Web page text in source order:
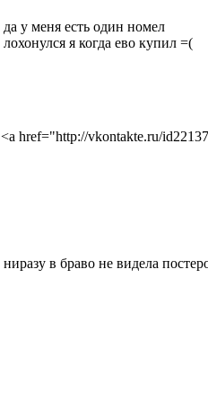
да у меня есть один номел
лохонулся я когда ево купил =(
<a href="http://vkontakte.ru/
ниразу в браво не видела